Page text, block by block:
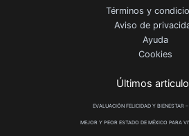
Términos y
Aviso de
Ayuda
Cookies
Últimos
EVALUACIÓN FELICIDAD Y BIENESTAR
MEJOR Y PEOR ESTADO DE MÉXICO PARA